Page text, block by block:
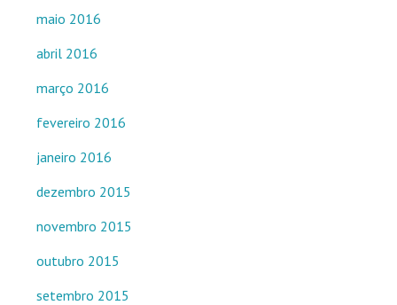
maio 2016
abril 2016
março 2016
fevereiro 2016
janeiro 2016
dezembro 2015
novembro 2015
outubro 2015
setembro 2015